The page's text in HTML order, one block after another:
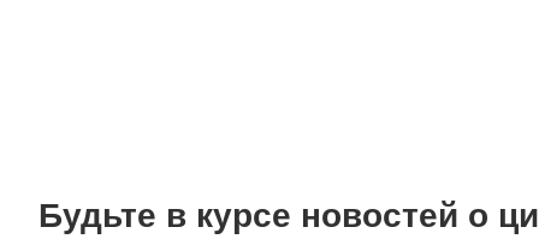
Будьте в курсе новостей о